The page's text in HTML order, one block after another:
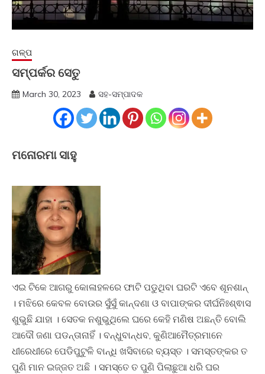
ଗଳ୍ପ
ସମ୍ପର୍କର ସେତୁ
March 30, 2023 ସହ-ସମ୍ପାଦକ
ମନୋରମା ସାହୁ
ଏଇ ଟିକେ ଆଗରୁ କୋଳାହଳରେ ଫାଟି ପଡୁଥିବା ଘରଟି ଏବେ ଶୂନଶାନ୍
। ମଝିରେ କେବଳ ବୋଉର ସୁଁସୁଁ କାନ୍ଦଣା ଓ ବାପାଙ୍କର ଦୀର୍ଘନିଃଶ୍ଵାସ
ଶୁଭୁଛି ଯାହା । ସେତକ ନଶୁଭୁଥିଲେ ଘରେ କେହି ମଣିଷ ଅଛନ୍ତି ବୋଲି
ଆଦୌ ଜଣା ପଡନ୍ତାନାହିଁ । ବନ୍ଧୁବାନ୍ଧବ, କୁଣିଆମୈତ୍ରମାନେ
ଧୀରେଧୀରେ ପେଡିପୁଟୁଳି ବାନ୍ଧି ଖସିବାରେ ବ୍ୟସ୍ତ । ସମସ୍ତଙ୍କର ତ
ପୁଣି ମାନ ଇଜ୍ଜତ ଅଛି । ସମସ୍ତେ ତ ପୁଣି ପିଲାଛୁଆ ଧରି ଘର